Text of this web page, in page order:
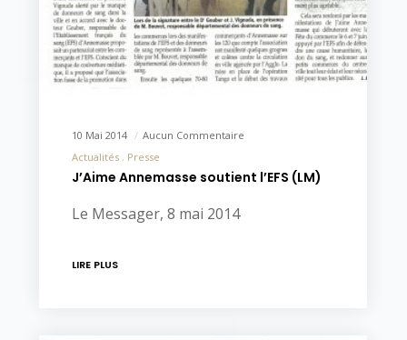
10 Mai 2014
Aucun Commentaire
Actualités
Presse
J’Aime Annemasse soutient l’EFS (LM)
Le Messager, 8 mai 2014
LIRE PLUS